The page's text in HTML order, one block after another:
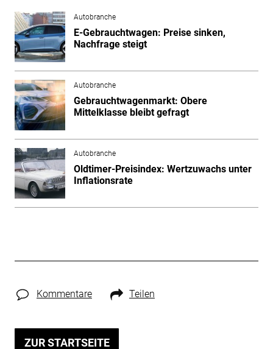
Autobranche
E-Gebrauchtwagen: Preise sinken,
Nachfrage steigt
Autobranche
Gebrauchtwagenmarkt: Obere
Mittelklasse bleibt gefragt
Autobranche
Oldtimer-Preisindex: Wertzuwachs unter
Inflationsrate
Kommentare Teilen
ZUR STARTSEITE